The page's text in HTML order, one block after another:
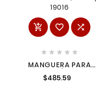
  
    
MANGUERA PARA
ALTA PRESIÓN, 10 MTS,
3/8' 19016
$485.59